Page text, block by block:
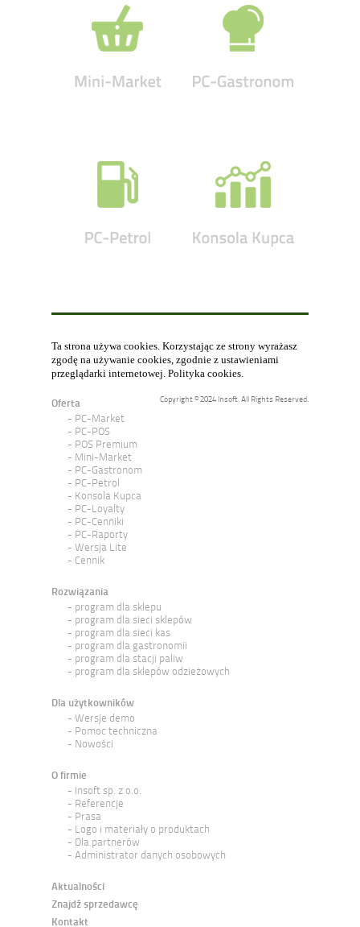
Ta strona używa cookies. Korzystając ze strony wyrażasz
zgodę na używanie cookies, zgodnie z ustawieniami
przeglądarki internetowej. Polityka cookies.
Copyright © 2024 Insoft. All Rights Reserved.
Oferta
PC-Market
PC-POS
POS Premium
Mini-Market
PC-Gastronom
PC-Petrol
Konsola Kupca
PC-Loyalty
PC-Cenniki
PC-Raporty
Wersja Lite
Cennik
Rozwiązania
program dla sklepu
program dla sieci sklepów
program dla sieci kas
program dla gastronomii
program dla stacji paliw
program dla sklepów odzieżowych
Dla użytkowników
Wersje demo
Pomoc techniczna
Nowości
O firmie
Insoft sp. z o.o.
Referencje
Prasa
Logo i materiały o produktach
Dla partnerów
Administrator danych osobowych
Aktualności
Znajdź sprzedawcę
Kontakt